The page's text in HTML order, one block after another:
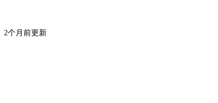
2个月前更新